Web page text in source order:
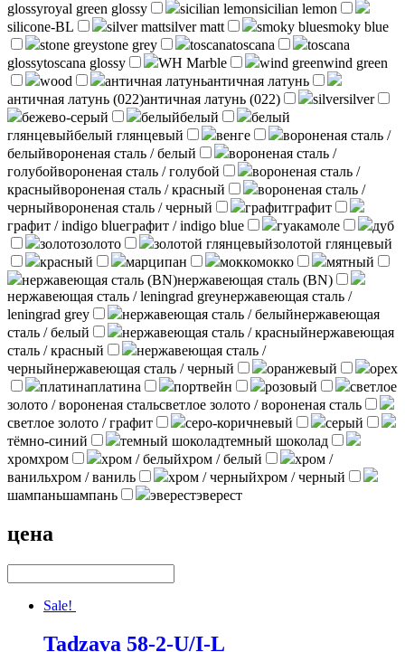
glossyroyal green glossy sicilian lemonsicilian lemon
silicone-BL
silver mattsilver matt smoky bluesmoky blue
stone greystone grey toscanatoscana
toscana
glossytoscana glossy WH Marble wind greenwind green
wood
античная латуньантичная латунь
античная латунь (022)античная латунь (022) silversilver
бежево-серый
белыйбелый
белый
глянцевыйбелый глянцевый венге
вороненая сталь /
белыйвороненая сталь / белый
вороненая сталь /
голубойвороненая сталь / голубой
вороненая сталь /
красныйвороненая сталь / красный
вороненая сталь /
черныйвороненая сталь / черный графитграфит
графит / indigo blueграфит / indigo blue гуакамоле
дуб
золотозолото золотой глянцевыйзолотой глянцевый
красный
марципан моккомокко
мятный
нержавеющая сталь (BN)нержавеющая сталь (BN)
нержавеющая сталь / leningrad greyнержавеющая сталь /
leningrad grey
нержавеющая сталь / белыйнержавеющая
сталь / белый
нержавеющая сталь / красныйнержавеющая
сталь / красный
нержавеющая сталь /
черныйнержавеющая сталь / черный оранжевый
орех
платинаплатина портвейн розовый
светлое
золото / вороненая стальсветлое золото / вороненая сталь
светлое золото / графит
серо-коричневый
серый
тёмно-синий
темный шоколадтемный шоколад
хромхром хром / белыйхром / белый
хром /
ванильхром / ваниль хром / черныйхром / черный
шампаньшампань эверестэверест
цена
Sale!
Tadzava 58-2-U/I-L